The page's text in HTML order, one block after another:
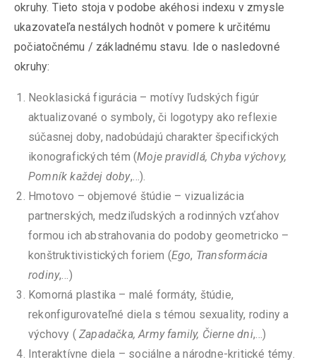
okruhy. Tieto stoja v podobe akéhosi indexu v zmysle
ukazovateľa nestálych hodnôt v pomere k určitému
počiatočnému / základnému stavu. Ide o nasledovné
okruhy:
Neoklasická figurácia – motívy ľudských figúr
aktualizované o symboly, či logotypy ako reflexie
súčasnej doby, nadobúdajú charakter špecifických
ikonografických tém (Moje pravidlá, Chyba výchovy,
Pomník každej doby,…).
Hmotovo – objemové štúdie – vizualizácia
partnerských, medziľudských a rodinných vzťahov
formou ich abstrahovania do podoby geometricko –
konštruktivistických foriem (Ego, Transformácia
rodiny,…)
Komorná plastika – malé formáty, štúdie,
rekonfigurovateľné diela s témou sexuality, rodiny a
výchovy ( Zapadačka, Army family, Čierne dni,…)
Interaktívne diela – sociálne a národne-kritické témy.